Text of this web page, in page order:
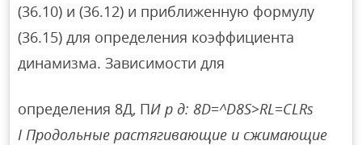
(36.10) и (36.12) и приближенную формулу
(36.15) для определения коэффициента
динамизма. Зависимости для
определения 8Д, ПИ р д: 8D=^D8S>RL=CLRs
I Продольные растягивающие и сжимающие